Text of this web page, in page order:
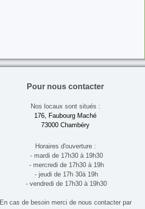
Pour nous contacter
Nos locaux sont situés :
176, Faubourg Maché
73000 Chambéry
Horaires d'ouverture :
- mardi de 17h30 à 19h30
- mercredi de 17h30 à 19h
- jeudi de 17h 30à 19h
- vendredi de 17h30 à 19h30
En cas de besoin merci de nous contacter par